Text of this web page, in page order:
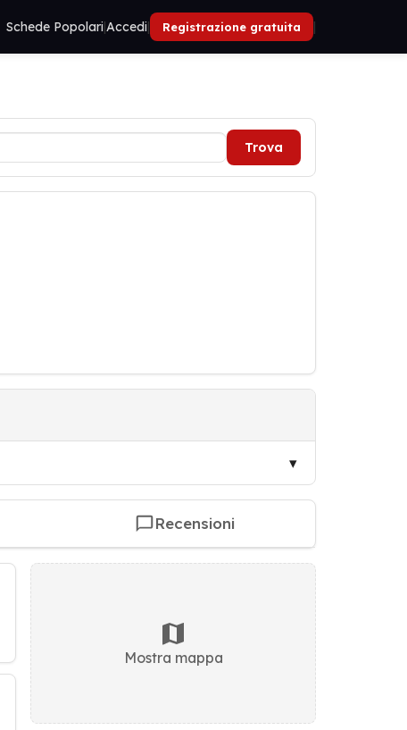
Schede Popolari|Accedi| Registrazione gratuita |
Trova
Recensioni
Mostra mappa